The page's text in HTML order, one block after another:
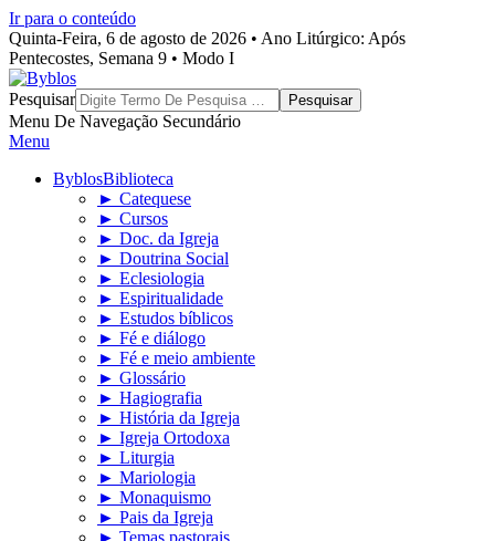
Ir para o conteúdo
Quinta-Feira, 6 de agosto de 2026 • Ano Litúrgico: Após
Pentecostes, Semana 9 • Modo I
Byblos
Pesquisar
Menu De Navegação Secundário
Menu
ByblosBiblioteca
► Catequese
► Cursos
► Doc. da Igreja
► Doutrina Social
► Eclesiologia
► Espiritualidade
► Estudos bíblicos
► Fé e diálogo
► Fé e meio ambiente
► Glossário
► Hagiografia
► História da Igreja
► Igreja Ortodoxa
► Liturgia
► Mariologia
► Monaquismo
► Pais da Igreja
► Temas pastorais